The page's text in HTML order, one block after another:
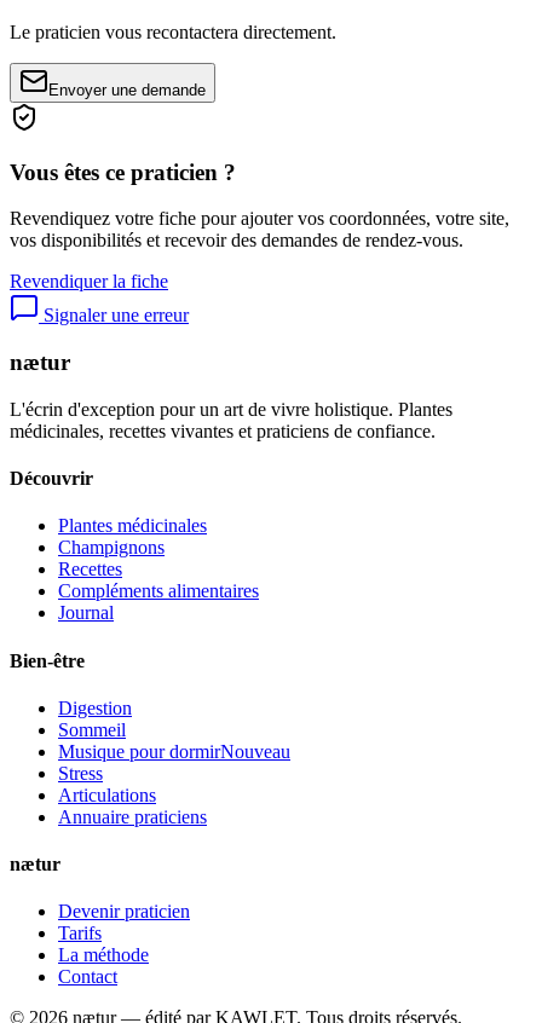
Le praticien vous recontactera directement.
Envoyer une demande
Vous êtes ce praticien ?
Revendiquez votre fiche pour ajouter vos coordonnées, votre site,
vos disponibilités et recevoir des demandes de rendez-vous.
Revendiquer la fiche
Signaler une erreur
nætur
L'écrin d'exception pour un art de vivre holistique. Plantes
médicinales, recettes vivantes et praticiens de confiance.
Découvrir
Plantes médicinales
Champignons
Recettes
Compléments alimentaires
Journal
Bien-être
Digestion
Sommeil
Musique pour dormirNouveau
Stress
Articulations
Annuaire praticiens
nætur
Devenir praticien
Tarifs
La méthode
Contact
© 2026 nætur — édité par KAWLET. Tous droits réservés.